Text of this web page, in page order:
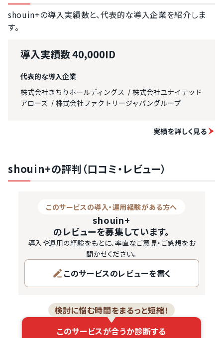
shouin+の導入実績数と、代表的な導入企業を紹介しま
す。
導入実績数40,000ID
代表的な導入企業
株式会社きちりホールディングス
株式会社ユナイテッド
アローズ
株式会社ファクトリージャパングループ
実績を詳しく見る
shouin+の評判（口コミ・レビュー）
このサービスの導入・運用経験がある方へ
shouin+
のレビューを募集しています。
導入や運用の経験をもとに、率直なご意見・ご感想をお
聞かせください。
このサービスのレビューを書く
検討に悩む時間をまるっと短縮！
このサービスが合うか診断する